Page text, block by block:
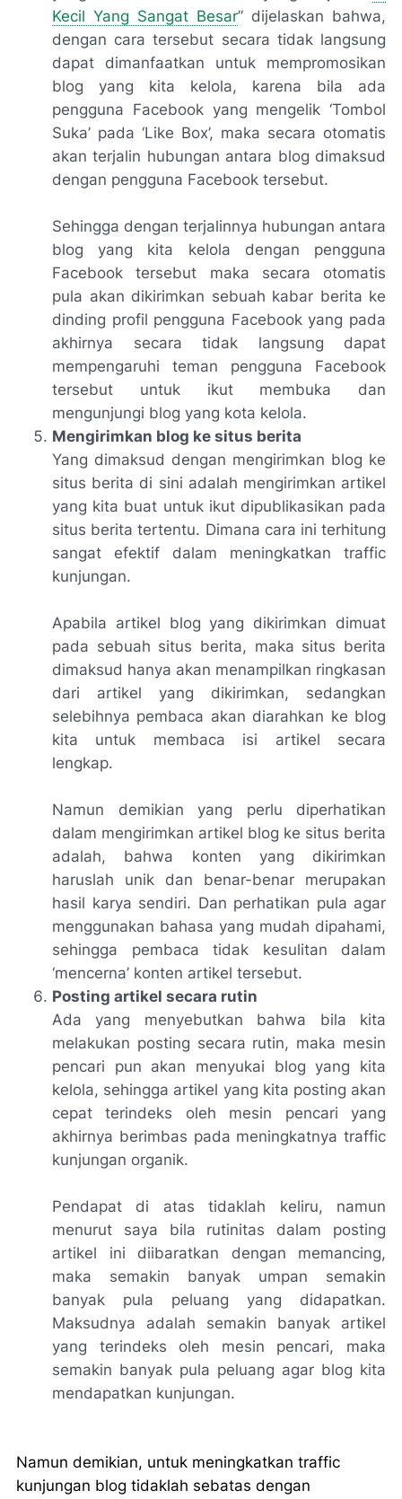
Kecil Yang Sangat Besar” dijelaskan bahwa,
dengan cara tersebut secara tidak langsung
dapat dimanfaatkan untuk mempromosikan
blog yang kita kelola, karena bila ada
pengguna Facebook yang mengelik ‘Tombol
Suka’ pada ‘Like Box’, maka secara otomatis
akan terjalin hubungan antara blog dimaksud
dengan pengguna Facebook tersebut.
Sehingga dengan terjalinnya hubungan antara
blog yang kita kelola dengan pengguna
Facebook tersebut maka secara otomatis
pula akan dikirimkan sebuah kabar berita ke
dinding profil pengguna Facebook yang pada
akhirnya secara tidak langsung dapat
mempengaruhi teman pengguna Facebook
tersebut untuk ikut membuka dan
mengunjungi blog yang kota kelola.
Mengirimkan blog ke situs berita
Yang dimaksud dengan mengirimkan blog ke
situs berita di sini adalah mengirimkan artikel
yang kita buat untuk ikut dipublikasikan pada
situs berita tertentu. Dimana cara ini terhitung
sangat efektif dalam meningkatkan traffic
kunjungan.
Apabila artikel blog yang dikirimkan dimuat
pada sebuah situs berita, maka situs berita
dimaksud hanya akan menampilkan ringkasan
dari artikel yang dikirimkan, sedangkan
selebihnya pembaca akan diarahkan ke blog
kita untuk membaca isi artikel secara
lengkap.
Namun demikian yang perlu diperhatikan
dalam mengirimkan artikel blog ke situs berita
adalah, bahwa konten yang dikirimkan
haruslah unik dan benar-benar merupakan
hasil karya sendiri. Dan perhatikan pula agar
menggunakan bahasa yang mudah dipahami,
sehingga pembaca tidak kesulitan dalam
‘mencerna’ konten artikel tersebut.
Posting artikel secara rutin
Ada yang menyebutkan bahwa bila kita
melakukan posting secara rutin, maka mesin
pencari pun akan menyukai blog yang kita
kelola, sehingga artikel yang kita posting akan
cepat terindeks oleh mesin pencari yang
akhirnya berimbas pada meningkatnya traffic
kunjungan organik.
Pendapat di atas tidaklah keliru, namun
menurut saya bila rutinitas dalam posting
artikel ini diibaratkan dengan memancing,
maka semakin banyak umpan semakin
banyak pula peluang yang didapatkan.
Maksudnya adalah semakin banyak artikel
yang terindeks oleh mesin pencari, maka
semakin banyak pula peluang agar blog kita
mendapatkan kunjungan.
Namun demikian, untuk meningkatkan traffic
kunjungan blog tidaklah sebatas dengan